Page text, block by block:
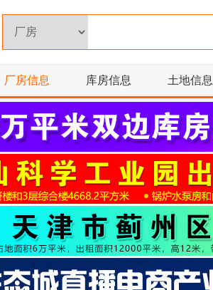
厂房信息 库房信息 土地信息